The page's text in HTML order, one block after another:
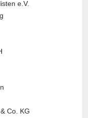
e.V.
Co. KG